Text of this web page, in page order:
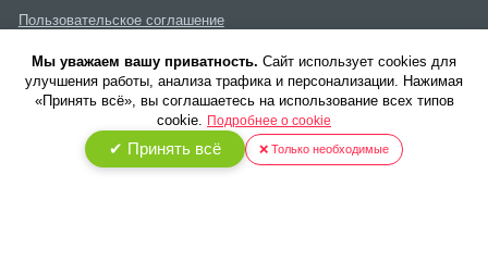
Пользовательское соглашение
Политика конфиденциальности
Мы уважаем вашу приватность. Cайт использует cookies для
улучшения работы, анализа трафика и персонализации. Нажимая
«Принять всё», вы соглашаетесь на использование всех типов
cookie. Подробнее о cookie
✔ Принять всё ❌ Только необходимые